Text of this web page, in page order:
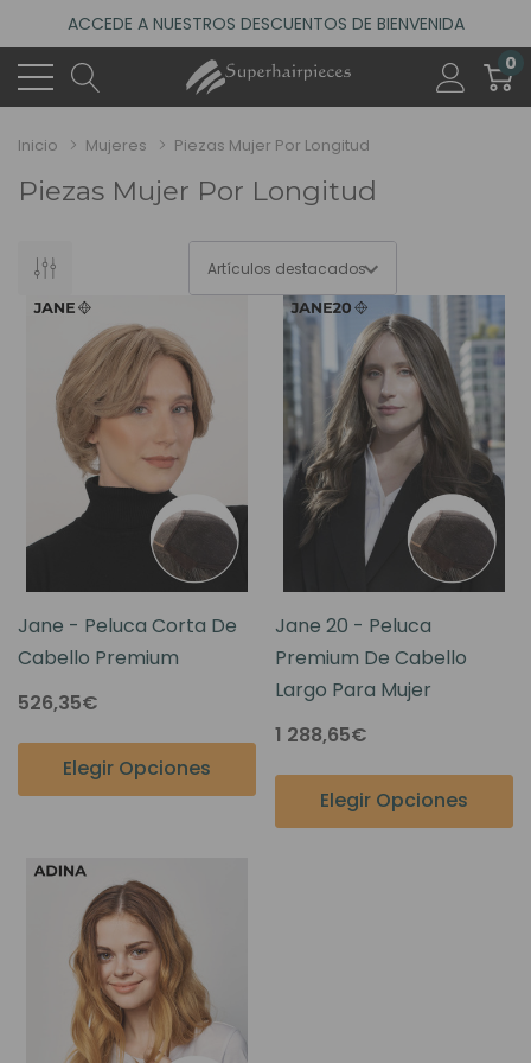
ACCEDE A NUESTROS DESCUENTOS DE BIENVENIDA
4.6
(485 reseñas)
VISITA NUESTRO NUEVO SALÓN EN MADRID
0
Inicio Mujeres Piezas Mujer Por Longitud
Piezas Mujer Por Longitud
Jane - Peluca Corta De
Cabello Premium
526,35€
Elegir Opciones
Jane 20 - Peluca
Premium De Cabello
Largo Para Mujer
1 288,65€
Elegir Opciones